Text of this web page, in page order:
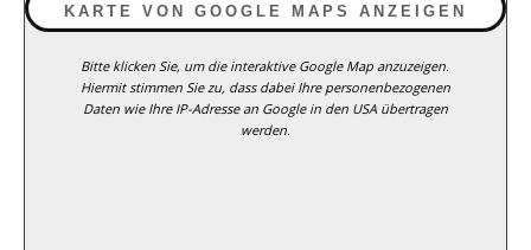
KARTE VON GOOGLE MAPS ANZEIGEN
Bitte klicken Sie, um die interaktive Google Map anzuzeigen.
Hiermit stimmen Sie zu, dass dabei Ihre personenbezogenen
Daten wie Ihre IP-Adresse an Google in den USA übertragen
werden.